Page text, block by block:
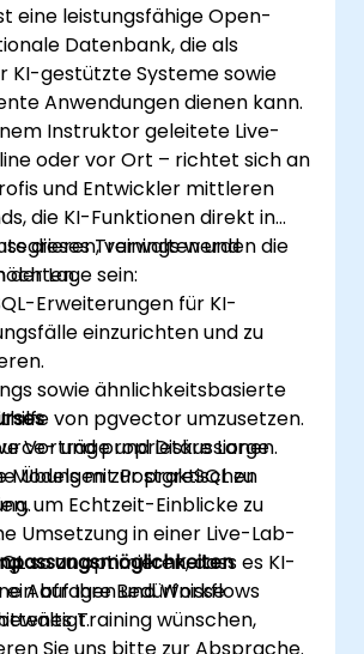
eine leistungsfähige Open-
Datenbank, die als
KI-gestützte Systeme sowie
Anwendungen dienen kann.
Instruktor geleitete Live-
oder vor Ort – richtet sich an
und Entwickler mittleren
die KI-Funktionen direkt in
verwalten und
dieses Trainings werden die
Lage sein:
Erweiterungen für KI-
einzurichten und zu
sowie ähnlichkeitsbasierte
von pgvector umzusetzen.
und proprietäre Large
Models mit PostgreSQL zu
um Echtzeit-Einblicke zu
so zu optimieren, dass es KI-
Abfragen und Workflows
Vorträge und Diskussionen.
Übungen zur praktischen
Umsetzung in einer Live-Lab-
ein auf Ihre Bedürfnisse
Training wünschen,
Sie uns bitte zur Absprache.